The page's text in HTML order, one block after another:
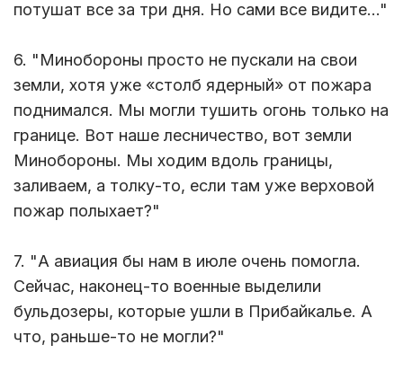
потушат все за три дня. Но сами все видите…"
6. "Минобороны просто не пускали на свои
земли, хотя уже «столб ядерный» от пожара
поднимался. Мы могли тушить огонь только на
границе. Вот наше лесничество, вот земли
Минобороны. Мы ходим вдоль границы,
заливаем, а толку-то, если там уже верховой
пожар полыхает?"
7. "А авиация бы нам в июле очень помогла.
Сейчас, наконец-то военные выделили
бульдозеры, которые ушли в Прибайкалье. А
что, раньше-то не могли?"